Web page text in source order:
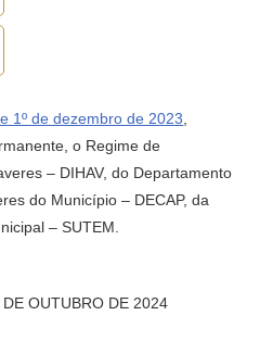
1º de dezembro de 2023
o Regime de
– DIHAV, do Departamento
do Município – DECAP, da
– SUTEM.
OUTUBRO DE 2024